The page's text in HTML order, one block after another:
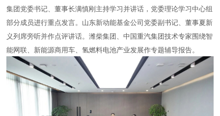
集团党委书记、董事长满慎刚主持学习并讲话，党委理论学习中心组
部分成员进行重点发言。山东新动能基金公司党委副书记、董事夏新
义列席旁听并作点评讲话。潍柴集团、中国重汽集团技术专家围绕智
能网联、新能源商用车、氢燃料电池产业发展作专题辅导报告。